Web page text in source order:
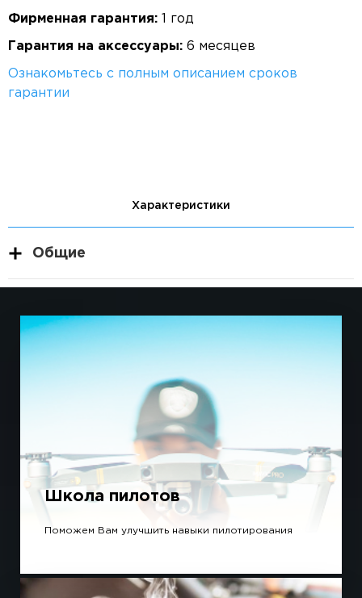
Фирменная гарантия: 1 год
Гарантия на аксессуары: 6 месяцев
Ознакомьтесь с полным описанием сроков
гарантии
Характеристики
Общие
Школа пилотов
Поможем Вам улучшить навыки пилотирования